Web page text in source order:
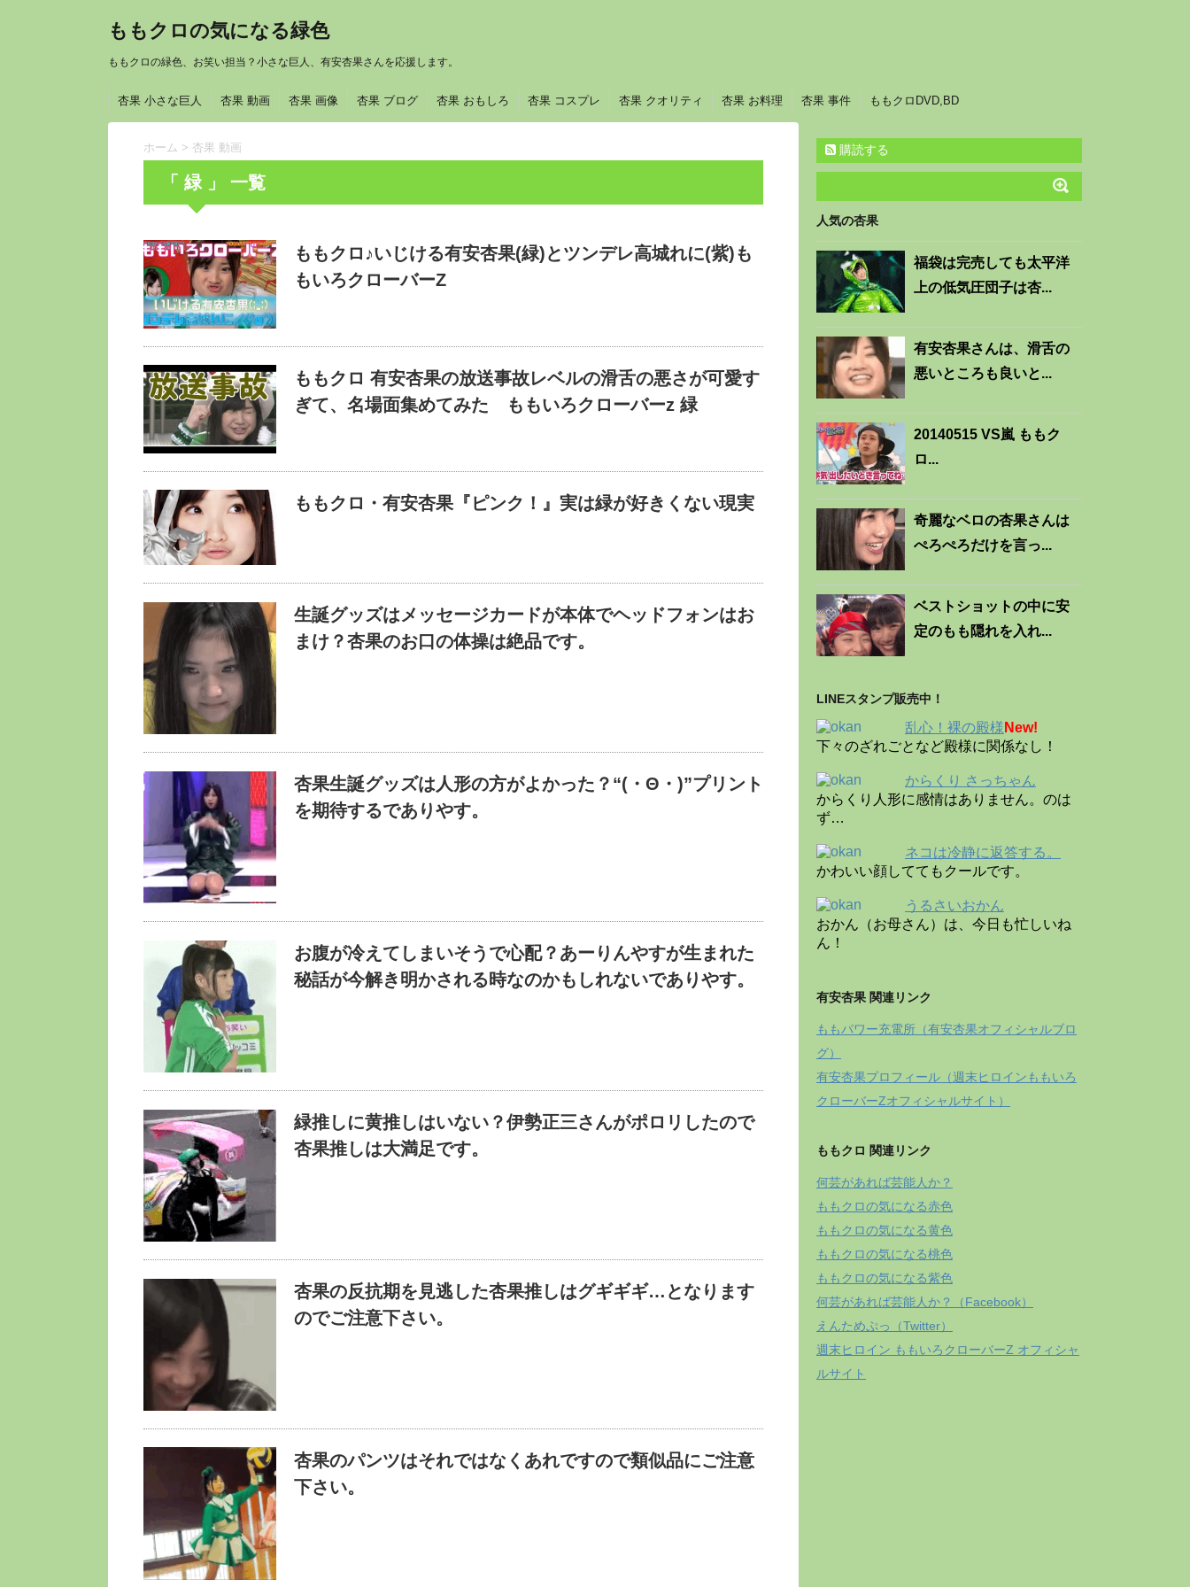
ももクロの気になる緑色
ももクロの緑色、お笑い担当？小さな巨人、有安杏果さんを応援します。
杏果 小さな巨人 杏果 動画 杏果 画像 杏果 ブログ 杏果 おもしろ 杏果 コスプレ 杏果 クオリティ 杏果 お料理 杏果 事件 ももクロDVD,BD
ホーム > 杏果 動画
「 緑 」 一覧
ももクロ♪いじける有安杏果(緑)とツンデレ高城れに(紫)も
もいろクローバーZ
ももクロ 有安杏果の放送事故レベルの滑舌の悪さが可愛す
ぎて、名場面集めてみた ももいろクローバーz 緑
ももクロ・有安杏果『ピンク！』実は緑が好きくない現実
生誕グッズはメッセージカードが本体でヘッドフォンはお
まけ？杏果のお口の体操は絶品です。
杏果生誕グッズは人形の方がよかった？“(・Θ・)”プリント
を期待するでありやす。
お腹が冷えてしまいそうで心配？あーりんやすが生まれた
秘話が今解き明かされる時なのかもしれないでありやす。
緑推しに黄推しはいない？伊勢正三さんがポロリしたので
杏果推しは大満足です。
杏果の反抗期を見逃した杏果推しはグギギギ…となります
のでご注意下さい。
杏果のパンツはそれではなくあれですので類似品にご注意
下さい。
購読する
人気の杏果
福袋は完売しても太平洋
上の低気圧団子は杏...
有安杏果さんは、滑舌の
悪いところも良いと...
20140515 VS嵐 ももク
ロ...
奇麗なベロの杏果さんは
ぺろぺろだけを言っ...
ベストショットの中に安
定のもも隠れを入れ...
LINEスタンプ販売中！
乱心！裸の殿様 New!
下々のざれごとなど殿様に関係なし！
からくり さっちゃん
からくり人形に感情はありません。のは
ず…
ネコは冷静に返答する。
かわいい顔しててもクールです。
うるさいおかん
おかん（お母さん）は、今日も忙しいね
ん！
有安杏果 関連リンク
ももパワー充電所（有安杏果オフィシャルブロ
グ）
有安杏果プロフィール（週末ヒロインももいろ
クローバーZオフィシャルサイト）
ももクロ 関連リンク
何芸があれば芸能人か？
ももクロの気になる赤色
ももクロの気になる黄色
ももクロの気になる桃色
ももクロの気になる紫色
何芸があれば芸能人か？（Facebook）
えんためぷっ（Twitter）
週末ヒロイン ももいろクローバーZ オフィシャ
ルサイト